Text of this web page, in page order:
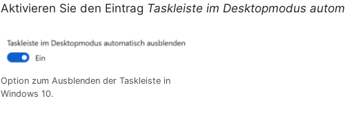
Aktivieren Sie den Eintrag Taskleiste im Desktopmodus
Option zum Ausblenden der Taskleiste in
Windows 10.